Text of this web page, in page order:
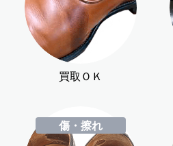
買取ＯＫ
傷・擦れ